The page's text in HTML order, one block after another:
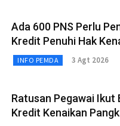
Ada 600 PNS Perlu
Kredit Penuhi Hak
INFO PEMDA 3 Agt 2026
Ratusan Pegawai Ikut
Kredit Kenaikan